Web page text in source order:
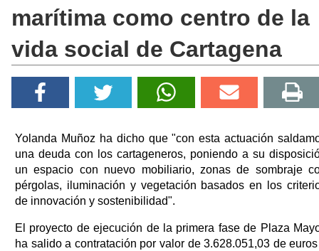
marítima como centro de la
vida social de Cartagena
Yolanda Muñoz ha dicho que "con esta actuación
una deuda con los cartageneros, poniendo a su
un espacio con nuevo mobiliario, zonas de sombraje
pérgolas, iluminación y vegetación basados en los
de innovación y sostenibilidad".
El proyecto de ejecución de la primera fase de Plaza
ha salido a contratación por valor de 3.628.051,03 de